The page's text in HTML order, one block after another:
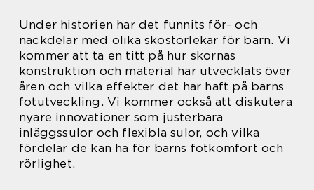
Under historien har det funnits för- och
nackdelar med olika skostorlekar för barn. Vi
kommer att ta en titt på hur skornas
konstruktion och material har utvecklats över
åren och vilka effekter det har haft på barns
fotutveckling. Vi kommer också att diskutera
nyare innovationer som justerbara
inläggssulor och flexibla sulor, och vilka
fördelar de kan ha för barns fotkomfort och
rörlighet.